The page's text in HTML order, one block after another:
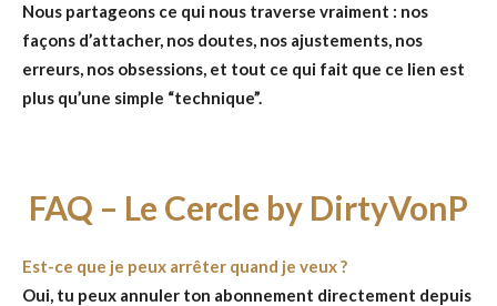
Nous partageons ce qui nous traverse vraiment : nos
façons d’attacher, nos doutes, nos ajustements, nos
erreurs, nos obsessions, et tout ce qui fait que ce lien est
plus qu’une simple “technique”.
FAQ – Le Cercle by DirtyVonP
Est-ce que je peux arrêter quand je veux ?
Oui, tu peux annuler ton abonnement directement depuis